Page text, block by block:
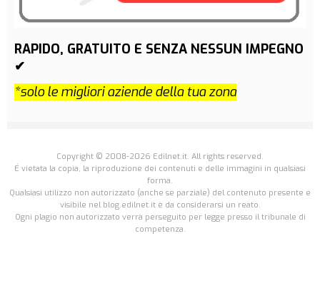
RAPIDO, GRATUITO E SENZA NESSUN IMPEGNO
✔
*solo le migliori aziende della tua zona
Copyright © 2008-2026 Edilnet.it. All rights reserved.
É vietata la copia, la riproduzione dei contenuti e delle immagini in qualsiasi
forma.
Qualsiasi utilizzo non autorizzato (anche se parziale) del contenuto presente e
visibile nel blog.edilnet.it è da considerarsi un reato.
Ogni plagio non autorizzato verrà perseguito per legge presso il tribunale di
competenza.